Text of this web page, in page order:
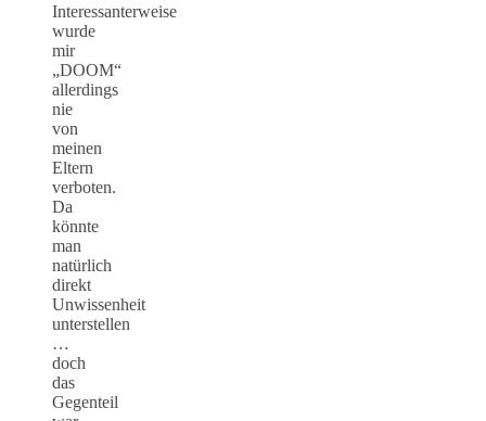
Interessanterweise
wurde
mir
„DOOM“
allerdings
nie
von
meinen
Eltern
verboten.
Da
könnte
man
natürlich
direkt
Unwissenheit
unterstellen
…
doch
das
Gegenteil